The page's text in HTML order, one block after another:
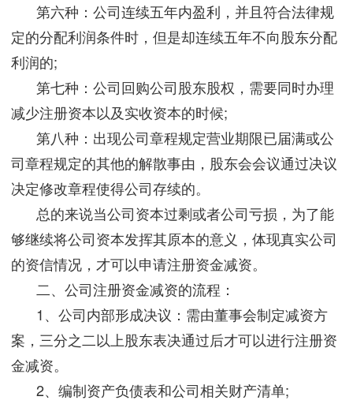
第六种：公司连续五年内盈利，并且符合法律规
定的分配利润条件时，但是却连续五年不向股东分配
利润的;
第七种：公司回购公司股东股权，需要同时办理
减少注册资本以及实收资本的时候;
第八种：出现公司章程规定营业期限已届满或公
司章程规定的其他的解散事由，股东会会议通过决议
决定修改章程使得公司存续的。
总的来说当公司资本过剩或者公司亏损，为了能
够继续将公司资本发挥其原本的意义，体现真实公司
的资信情况，才可以申请注册资金减资。
二、公司注册资金减资的流程：
1、公司内部形成决议：需由董事会制定减资方
案，三分之二以上股东表决通过后才可以进行注册资
金减资。
2、编制资产负债表和公司相关财产清单;